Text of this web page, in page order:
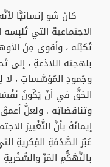
كانَ شو إنسانيًّا
الاجتماعية التي
تُكبِّله ، وأقوى مِنَ
بلهجته اللاذعةِ ، إلى
وجُمودِ المُؤسَّساتِ ، لا
الحَقَّ في أنْ يَكُونَ
وتناقضاتِه . ولعلَّ
إيمانُهُ بأنَّ التَّغْييرَ
عَبْرَ الصَّدْمَةِ الفِكريةِ
بالتَّهَكُّمِ المُرِّ والسُّخْريةِ